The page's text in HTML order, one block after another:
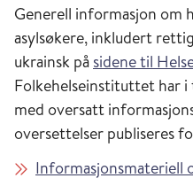
Generell informasjon om
asylsøkere, inkludert
ukrainsk på sidene til
Folkehelseinstituttet har i
med oversatt
oversettelser publiseres
Informasjonsmateriell